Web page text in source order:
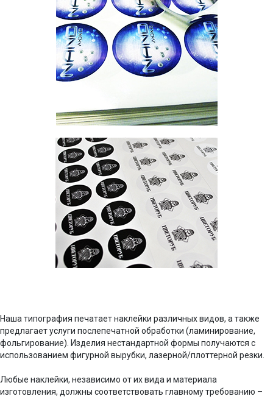
Наша типография печатает наклейки различных видов, а также
предлагает услуги послепечатной обработки (ламинирование,
фольгирование). Изделия нестандартной формы получаются с
использованием фигурной вырубки, лазерной/плоттерной резки.
Любые наклейки, независимо от их вида и материала
изготовления, должны соответствовать главному требованию –